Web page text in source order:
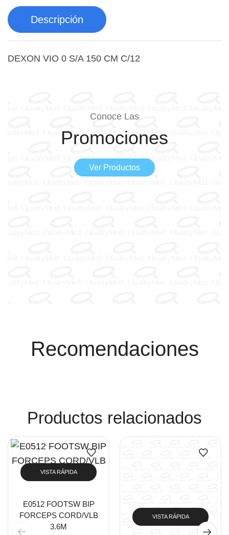
Descripción
DEXON VIO 0 S/A 150 CM C/12
Conoce Las
Promociones
Ver Productos
Recomendaciones
Productos relacionados
VISTA RÁPIDA
E0512 FOOTSW BIP
FORCEPS CORD/VLB
3.6M
VISTA RÁPIDA